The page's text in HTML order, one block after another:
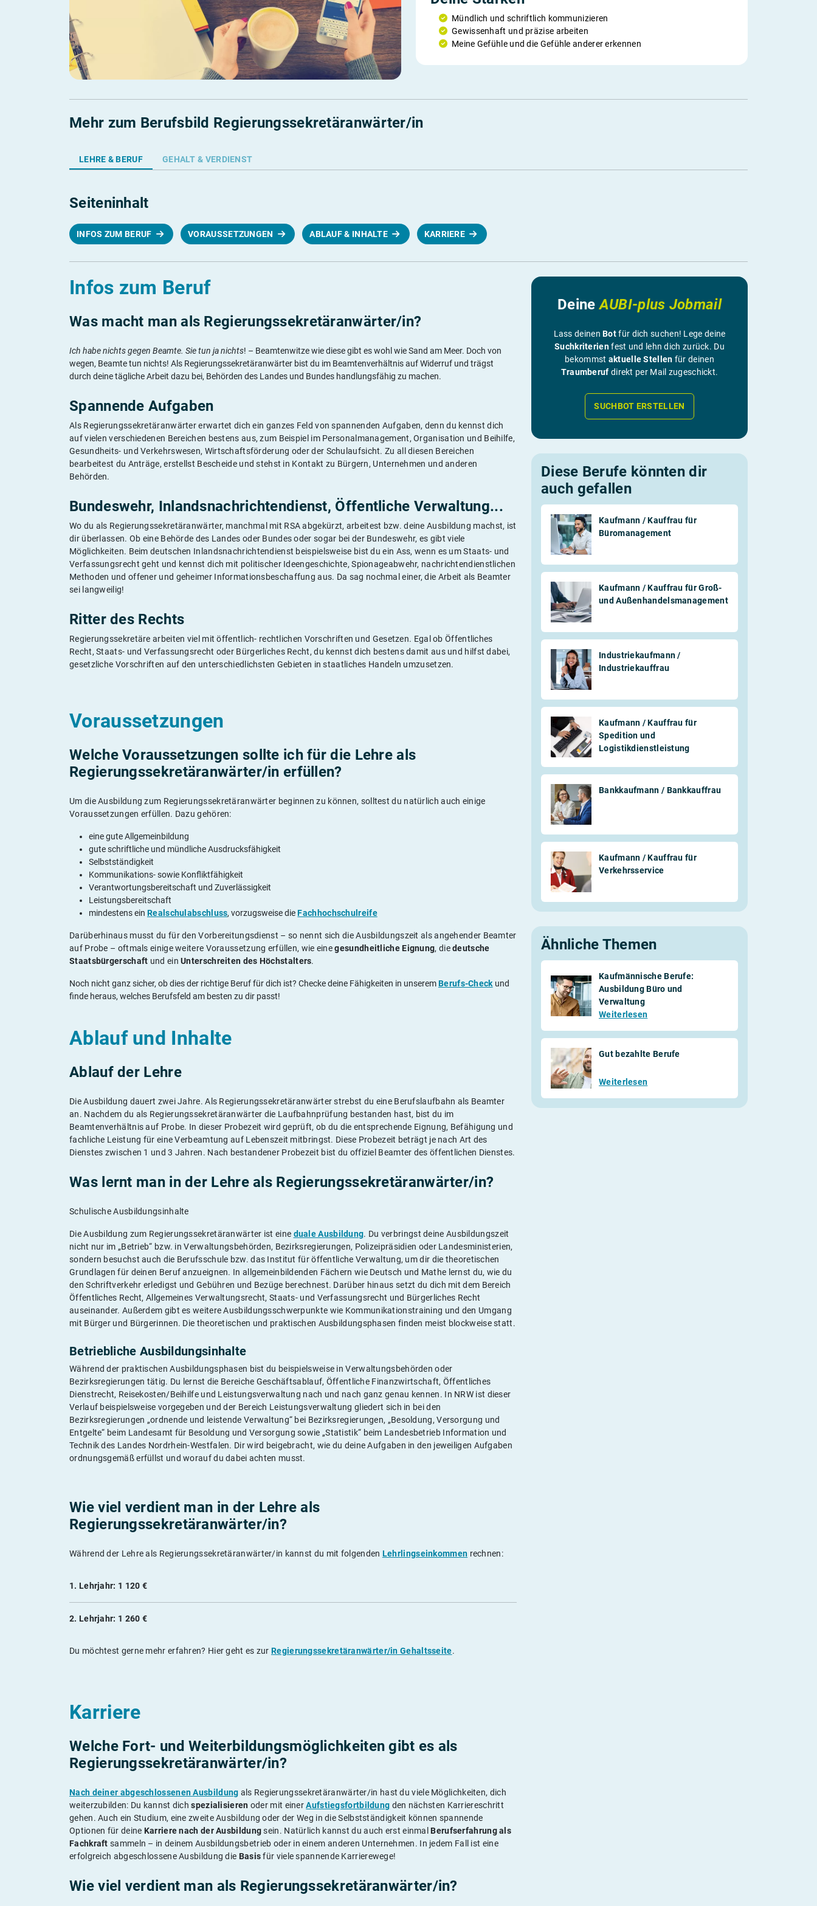
Mündlich und schriftlich kommunizieren
Gewissenhaft und präzise arbeiten
Meine Gefühle und die Gefühle anderer erkennen
Mehr zum Berufsbild Regierungssekretäranwärter/in
LEHRE & BERUF GEHALT & VERDIENST
Seiteninhalt
INFOS ZUM BERUF VORAUSSETZUNGEN ABLAUF & INHALTE KARRIERE
Infos zum Beruf
Was macht man als Regierungssekretäranwärter/in?
Ich habe nichts gegen Beamte. Sie tun ja nichts! – Beamtenwitze wie diese gibt es wohl wie Sand am Meer. Doch von
wegen, Beamte tun nichts! Als Regierungssekretäranwärter bist du im Beamtenverhältnis auf Widerruf und trägst
durch deine tägliche Arbeit dazu bei, Behörden des Landes und Bundes handlungsfähig zu machen.
Spannende Aufgaben
Als Regierungssekretäranwärter erwartet dich ein ganzes Feld von spannenden Aufgaben, denn du kennst dich
auf vielen verschiedenen Bereichen bestens aus, zum Beispiel im Personalmanagement, Organisation und Beihilfe,
Gesundheits- und Verkehrswesen, Wirtschaftsförderung oder der Schulaufsicht. Zu all diesen Bereichen
bearbeitest du Anträge, erstellst Bescheide und stehst in Kontakt zu Bürgern, Unternehmen und anderen
Behörden.
Bundeswehr, Inlandsnachrichtendienst, Öffentliche Verwaltung...
Wo du als Regierungssekretäranwärter, manchmal mit RSA abgekürzt, arbeitest bzw. deine Ausbildung machst, ist
dir überlassen. Ob eine Behörde des Landes oder Bundes oder sogar bei der Bundeswehr, es gibt viele
Möglichkeiten. Beim deutschen Inlandsnachrichtendienst beispielsweise bist du ein Ass, wenn es um Staats- und
Verfassungsrecht geht und kennst dich mit politischer Ideengeschichte, Spionageabwehr, nachrichtendienstlichen
Methoden und offener und geheimer Informationsbeschaffung aus. Da sag nochmal einer, die Arbeit als Beamter
sei langweilig!
Ritter des Rechts
Regierungssekretäre arbeiten viel mit öffentlich- rechtlichen Vorschriften und Gesetzen. Egal ob Öffentliches
Recht, Staats- und Verfassungsrecht oder Bürgerliches Recht, du kennst dich bestens damit aus und hilfst dabei,
gesetzliche Vorschriften auf den unterschiedlichsten Gebieten in staatliches Handeln umzusetzen.
Voraussetzungen
Welche Voraussetzungen sollte ich für die Lehre als
Regierungssekretäranwärter/in erfüllen?
Um die Ausbildung zum Regierungssekretäranwärter beginnen zu können, solltest du natürlich auch einige
Voraussetzungen erfüllen. Dazu gehören:
eine gute Allgemeinbildung
gute schriftliche und mündliche Ausdrucksfähigkeit
Selbstständigkeit
Kommunikations- sowie Konfliktfähigkeit
Verantwortungsbereitschaft und Zuverlässigkeit
Leistungsbereitschaft
mindestens ein Realschulabschluss, vorzugsweise dieFachhochschulreife
Darüberhinaus musst du für den Vorbereitungsdienst – so nennt sich die Ausbildungszeit als angehender Beamter
auf Probe – oftmals einige weitere Voraussetzung erfüllen, wie einegesundheitliche Eignung, diedeutsche
Staatsbürgerschaft und einUnterschreiten des Höchstalters.
Noch nicht ganz sicher, ob dies der richtige Beruf für dich ist? Checke deine Fähigkeiten in unseremBerufs-Check und
finde heraus, welches Berufsfeld am besten zu dir passt!
Ablauf und Inhalte
Ablauf der Lehre
Die Ausbildung dauert zwei Jahre. Als Regierungssekretäranwärter strebst du eine Berufslaufbahn als Beamter
an. Nachdem du als Regierungssekretäranwärter die Laufbahnprüfung bestanden hast, bist du im
Beamtenverhältnis auf Probe. In dieser Probezeit wird geprüft, ob du die entsprechende Eignung, Befähigung und
fachliche Leistung für eine Verbeamtung auf Lebenszeit mitbringst. Diese Probezeit beträgt je nach Art des
Dienstes zwischen 1 und 3 Jahren. Nach bestandener Probezeit bist du offiziel Beamter des öffentlichen Dienstes.
Was lernt man in der Lehre als Regierungssekretäranwärter/in?
Schulische Ausbildungsinhalte
Die Ausbildung zum Regierungssekretäranwärter ist eine duale Ausbildung. Du verbringst deine Ausbildungszeit
nicht nur im „Betrieb“ bzw. in Verwaltungsbehörden, Bezirksregierungen, Polizeipräsidien oder Landesministerien,
sondern besuchst auch die Berufsschule bzw. das Institut für öffentliche Verwaltung, um dir die theoretischen
Grundlagen für deinen Beruf anzueignen. In allgemeinbildenden Fächern wie Deutsch und Mathe lernst du, wie du
den Schriftverkehr erledigst und Gebühren und Bezüge berechnest. Darüber hinaus setzt du dich mit dem Bereich
Öffentliches Recht, Allgemeines Verwaltungsrecht, Staats- und Verfassungsrecht und Bürgerliches Recht
auseinander. Außerdem gibt es weitere Ausbildungsschwerpunkte wie Kommunikationstraining und den Umgang
mit Bürger und Bürgerinnen. Die theoretischen und praktischen Ausbildungsphasen finden meist blockweise statt.
Betriebliche Ausbildungsinhalte
Während der praktischen Ausbildungsphasen bist du beispielsweise in Verwaltungsbehörden oder
Bezirksregierungen tätig. Du lernst die Bereiche Geschäftsablauf, Öffentliche Finanzwirtschaft, Öffentliches
Dienstrecht, Reisekosten/Beihilfe und Leistungsverwaltung nach und nach ganz genau kennen. In NRW ist dieser
Verlauf beispielsweise vorgegeben und der Bereich Leistungsverwaltung gliedert sich in bei den
Bezirksregierungen „ordnende und leistende Verwaltung“ bei Bezirksregierungen, „Besoldung, Versorgung und
Entgelte“ beim Landesamt für Besoldung und Versorgung sowie „Statistik“ beim Landesbetrieb Information und
Technik des Landes Nordrhein-Westfalen. Dir wird beigebracht, wie du deine Aufgaben in den jeweiligen Aufgaben
ordnungsgemäß erfüllst und worauf du dabei achten musst.
Wie viel verdient man in der Lehre als
Regierungssekretäranwärter/in?
Während der Lehre als Regierungssekretäranwärter/in kannst du mit folgenden Lehrlingseinkommen rechnen:
1. Lehrjahr: 1 120 €
2. Lehrjahr: 1 260 €
Du möchtest gerne mehr erfahren? Hier geht es zur Regierungssekretäranwärter/in Gehaltsseite.
Karriere
Welche Fort- und Weiterbildungs­möglichkeiten gibt es als
Regierungssekretäranwärter/in?
Nach deiner abgeschlossenen Ausbildung als Regierungssekretäranwärter/in hast du viele Möglichkeiten, dich
weiterzubilden: Du kannst dichspezialisieren oder mit einerAufstiegsfortbildung den nächsten Karriereschritt
gehen. Auch ein Studium, eine zweite Ausbildung oder der Weg in die Selbstständigkeit können spannende
Optionen für deine Karriere nach der Ausbildungsein. Natürlich kannst du auch erst einmal Berufserfahrung als
Fachkraft sammeln – in deinem Ausbildungsbetrieb oder in einem anderen Unternehmen. In jedem Fall ist eine
erfolgreich abgeschlossene Ausbildung die Basisfür viele spannende Karrierewege!
Wie viel verdient man als Regierungssekretäranwärter/in?
DeineAUBI-plus Jobmail
Lass deinenBotfür dich suchen! Lege deine
Suchkriterienfest und lehn dich zurück. Du
bekommst aktuelle Stellen für deinen
Traumberuf direkt per Mail zugeschickt.
SUCHBOT ERSTELLEN
Diese Berufe könnten dir
auch gefallen
Kaufmann / Kauffrau für
Büromanagement
Kaufmann / Kauffrau für Groß-
und Außenhandelsmanagement
Industriekaufmann /
Industriekauffrau
Kaufmann / Kauffrau für
Spedition und
Logistikdienstleistung
Bankkaufmann / Bankkauffrau
Kaufmann / Kauffrau für
Verkehrsservice
Ähnliche Themen
Kaufmännische Berufe:
Ausbildung Büro und
Verwaltung
Weiterlesen
Gut bezahlte Berufe
Weiterlesen